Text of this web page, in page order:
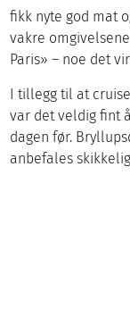
fikk nyte god mat
vakre
Paris» – noe det
I tillegg til at
var det veldig fint
dagen før.
anbefales